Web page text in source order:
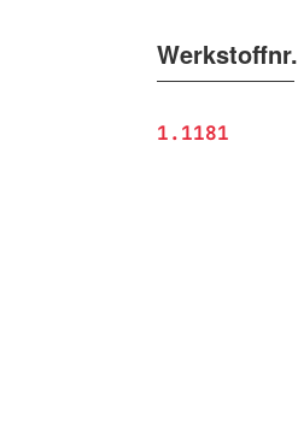
Werkstoffnr.
1.1181